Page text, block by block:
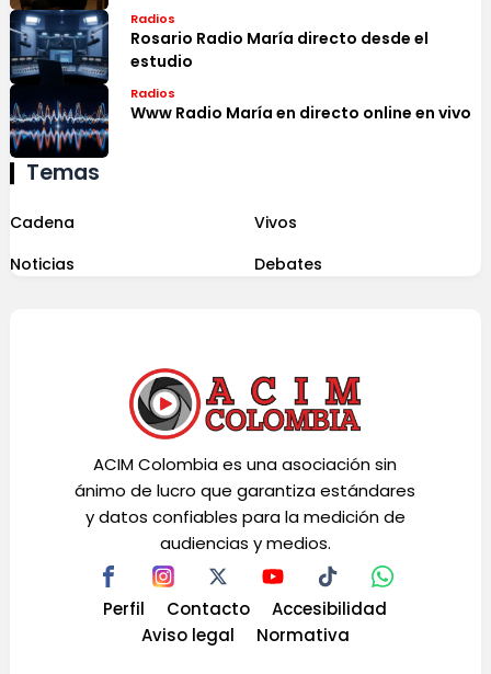
Radios
Rosario Radio María directo desde el
estudio
Radios
Www Radio María en directo online en vivo
Temas
Cadena
Vivos
Noticias
Debates
ACIM Colombia es una asociación sin
ánimo de lucro que garantiza estándares
y datos confiables para la medición de
audiencias y medios.
Perfil Contacto
Accesibilidad
Aviso legal
Normativa